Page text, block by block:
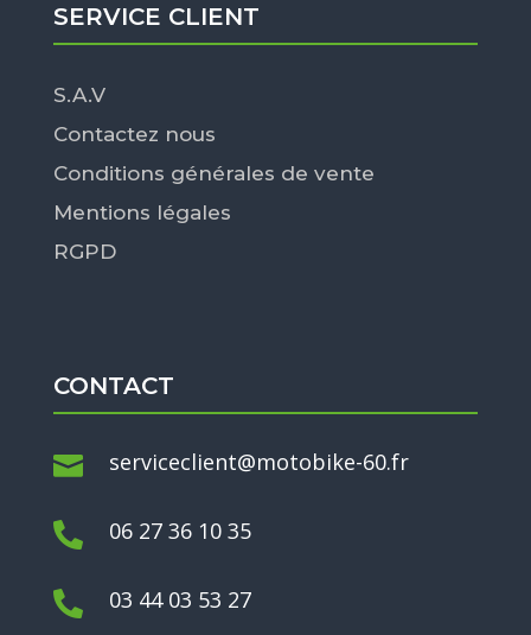
SERVICE CLIENT
S.A.V
Contactez nous
Conditions générales de vente
Mentions légales
RGPD
CONTACT
 serviceclient@motobike-60.fr
 06 27 36 10 35
 03 44 03 53 27